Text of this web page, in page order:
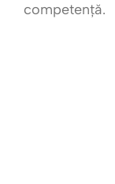
competență.